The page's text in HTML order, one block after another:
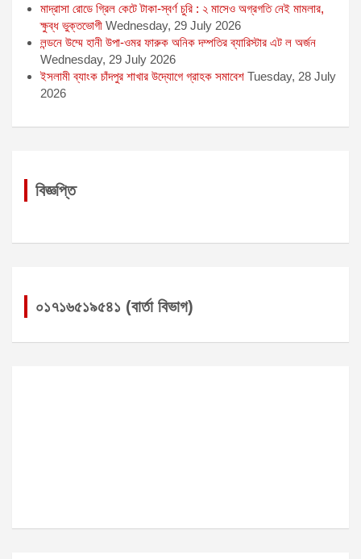
মাদ্রাসা রোডে গ্রিল কেটে টাকা-স্বর্ণ চুরি : ২ মাসেও অগ্রগতি নেই মামলার,
ক্ষুব্ধ ভুক্তভোগী Wednesday, 29 July 2026
লন্ডনে উম্মে হানী উপা-ওমর ফারুক অনিক দম্পতির ব্যারিস্টার এট ল অর্জন
Wednesday, 29 July 2026
ইসলামী ব্যাংক চাঁদপুর শাখার উদ্যোগে গ্রাহক সমাবেশ Tuesday, 28 July
2026
বিজ্ঞপ্তি
০১৭১৬৫১৯৫৪১ (বার্তা বিভাগ)